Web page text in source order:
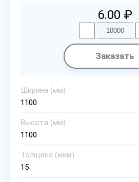
6.00 ₽
-
Заказать
Ширина (мм)
1100
Высота (мм)
1100
Толщина (мкм)
15